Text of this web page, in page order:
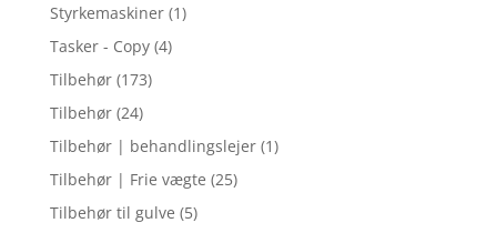
Styrkemaskiner (1)
Tasker - Copy (4)
Tilbehør (173)
Tilbehør (24)
Tilbehør | behandlingslejer (1)
Tilbehør | Frie vægte (25)
Tilbehør til gulve (5)